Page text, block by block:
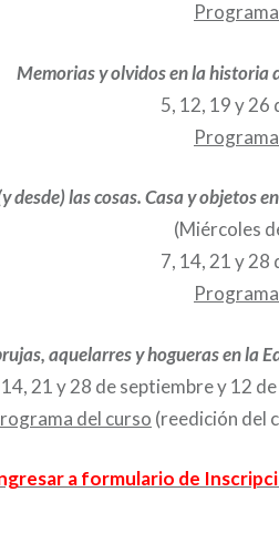
Memorias y olvidos en la historia
5, 12, 19 y 26
desde) las cosas. Casa y objetos
(Miércoles
7, 14, 21 y 28
aquelarres y hogueras en la
14, 21 y 28 de septiembre y 12
del curso (reedición del
a formulario de